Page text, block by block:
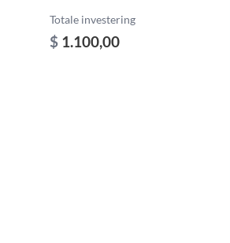
Totale investering
$ 1.100,00